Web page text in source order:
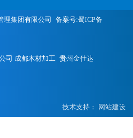
理集团有限公司 备案号:蜀ICP备
司 成都木材加工 贵州金仕达
技术支持： 网站建设